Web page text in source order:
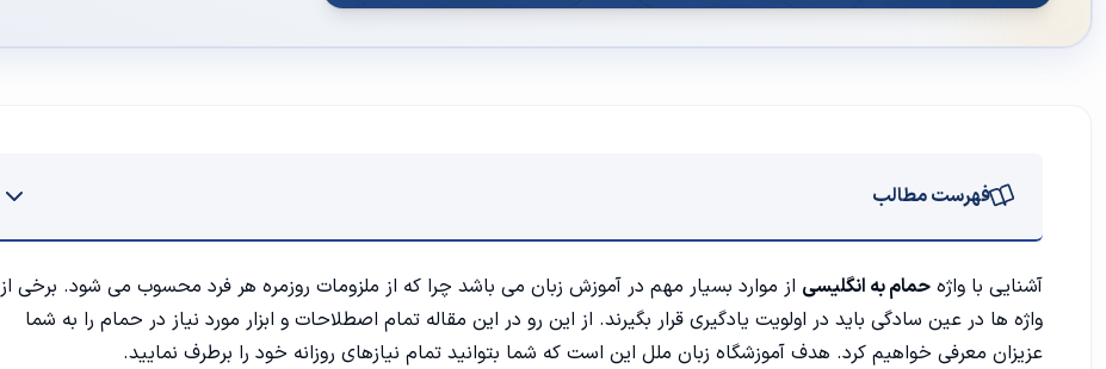
فهرست مطالب
حمام به زبان انگلیسی
حمام رفتن به انگلیسی
آشنایی با واژه حمام به انگلیسی از موارد بسیار مهم در آموزش زبان می باشد چرا که از ملزومات روزمره هر فرد محسوب می شود. برخی از
واژه ها در عین سادگی باید در اولویت یادگیری قرار بگیرند‌. از این رو در این مقاله تمام اصطلاحات و ابزار مورد نیاز در حمام را به شما
عزیزان معرفی خواهیم کرد. هدف آموزشگاه زبان ملل این است که شما بتوانید تمام نیازهای روزانه خود را برطرف نمایید.